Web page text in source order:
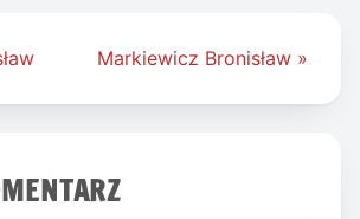
Markiewicz Bronisław »